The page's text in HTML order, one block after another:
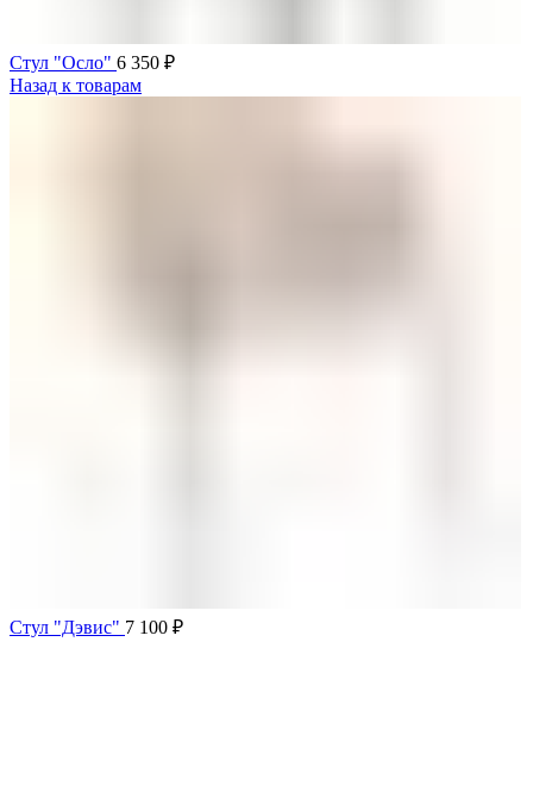
Стул "Осло" 6 350 ₽
Назад к товарам
Стул "Дэвис" 7 100 ₽